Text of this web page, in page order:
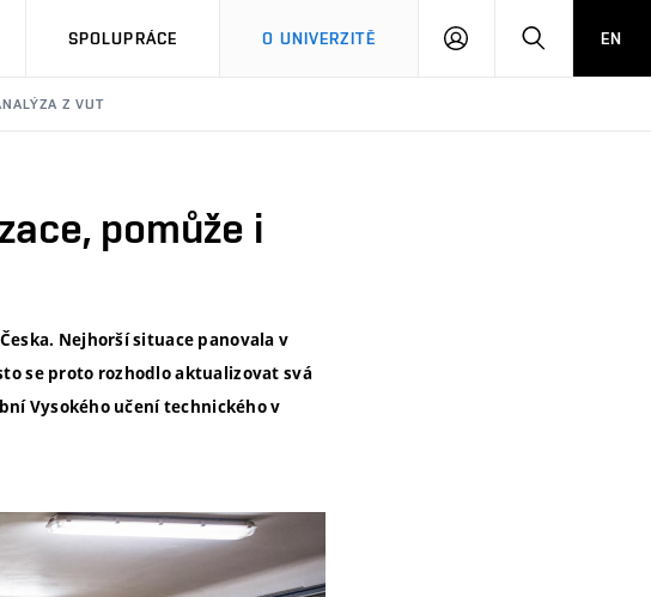
SPOLUPRÁCE O UNIVERZITĚ
PŘIHLÁSIT HLEDATEN
Z VUT
pomůže i
Nejhorší situace panovala v
se proto rozhodlo aktualizovat svá
Vysokého učení technického v